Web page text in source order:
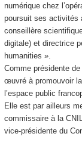
numérique chez
poursuit ses activités
conseillère
digitale) et directrice
humanities ».
Comme présidente
œuvré à promouvoir
l’espace public
Elle est par ailleurs
commissaire à la
vice-présidente du